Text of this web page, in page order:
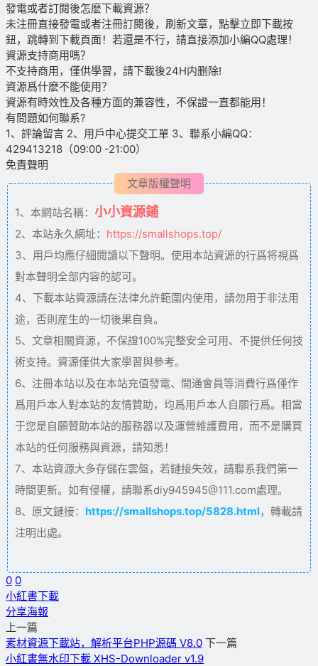
發電或者訂閱後怎麽下載資源？
未注冊直接發電或者注冊訂閱後，刷新文章，點擊立即下載按
鈕，跳轉到下載頁面！若還是不行，請直接添加小編QQ處理！
資源支持商用嗎？
不支持商用，僅供學習，請下載後24H内删除!
資源爲什麽不能使用？
資源有時效性及各種方面的兼容性，不保證一直都能用！
有問題如何聯系?
1、評論留言 2、用戶中心提交工單 3、聯系小編QQ：
429413218（09:00 -21:00）
免責聲明
文章版權聲明
1、本網站名稱： 小小資源鋪
2、本站永久網址： https://smallshops.top/
3、用戶均應仔細閱讀以下聲明。使用本站資源的行爲将視爲
對本聲明全部内容的認可。
4、下載本站資源請在法律允許範圍内使用，請勿用于非法用
途，否則産生的一切後果自負。
5、文章相關資源，不保證100%完整安全可用、不提供任何技
術支持。資源僅供大家學習與參考。
6、注冊本站以及在本站充值發電、開通會員等消費行爲僅作
爲用戶本人對本站的友情贊助，均爲用戶本人自願行爲。相當
于您是自願贊助本站的服務器以及運營維護費用，而不是購買
本站的任何服務與資源，請知悉！
7、本站資源大多存儲在雲盤，若鏈接失效，請聯系我們第一
時間更新。如有侵權，請聯系diy945945@111.com處理。
8、原文鏈接： https://smallshops.top/5828.html，轉載請
注明出處。
0 0
小紅書下載
分享海報
上一篇
素材資源下載站，解析平台PHP源碼 V8.0 下一篇
小紅書無水印下載 XHS-Downloader v1.9